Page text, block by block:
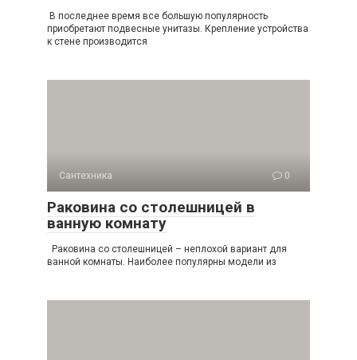
В последнее время все большую популярность
приобретают подвесные унитазы. Крепление устройства
к стене производится
Сантехника 0
Раковина со столешницей в
ванную комнату
Раковина со столешницей – неплохой вариант для
ванной комнаты. Наиболее популярны модели из